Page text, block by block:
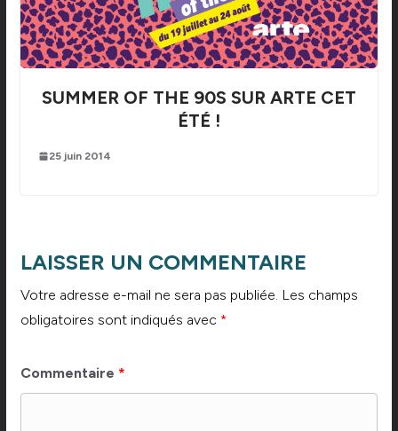
SUMMER OF THE 90S SUR ARTE CET
ÉTÉ !
25 juin 2014
LAISSER UN COMMENTAIRE
Votre adresse e-mail ne sera pas publiée. Les champs
obligatoires sont indiqués avec *
Commentaire *